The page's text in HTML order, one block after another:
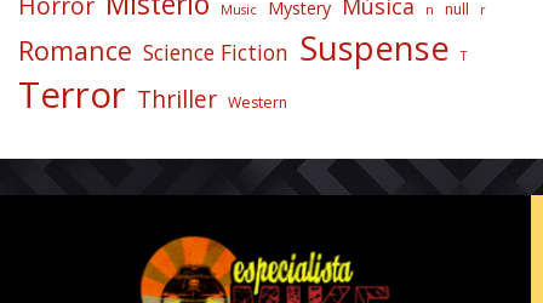
Music Mystery n null r
Romance Science Fiction Suspense T
Terror Thriller Western